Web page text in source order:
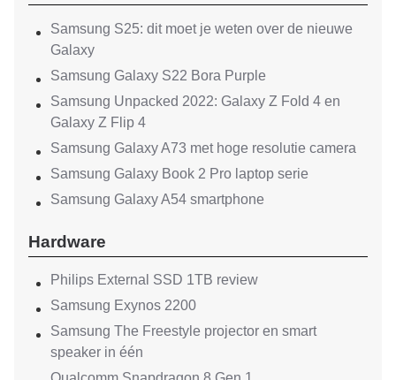
Samsung S25: dit moet je weten over de nieuwe
Galaxy
Samsung Galaxy S22 Bora Purple
Samsung Unpacked 2022: Galaxy Z Fold 4 en
Galaxy Z Flip 4
Samsung Galaxy A73 met hoge resolutie camera
Samsung Galaxy Book 2 Pro laptop serie
Samsung Galaxy A54 smartphone
Hardware
Philips External SSD 1TB review
Samsung Exynos 2200
Samsung The Freestyle projector en smart
speaker in één